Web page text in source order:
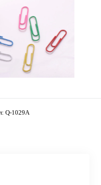
Q-1029A